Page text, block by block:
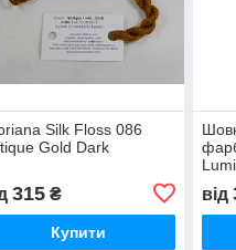
Silk Floss 086
Gold Dark
315₴
Купити
від